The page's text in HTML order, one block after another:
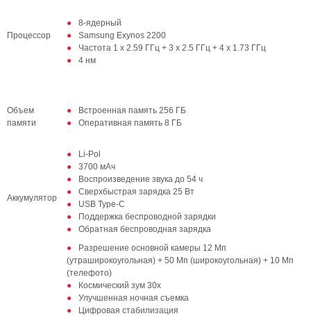
Процессор
8-ядерный
Samsung Exynos 2200
Частота 1 x 2.59 ГГц + 3 x 2.5 ГГц + 4 x 1.73 ГГц
4 нм
Объем
памяти
Встроенная память 256 ГБ
Оперативная память 8 ГБ
Аккумулятор
Li-Pol
3700 мАч
Воспроизведение звука до 54 ч
Сверхбыстрая зарядка 25 Вт
USB Type-C
Поддержка беспроводной зарядки
Обратная беспроводная зарядка
Разрешение основной камеры 12 Мп
(утраширокоугольная) + 50 Мп (широкоугольная) + 10 Мп
(телефото)
Космический зум 30х
Улучшенная ночная съемка
Цифровая стабилизация